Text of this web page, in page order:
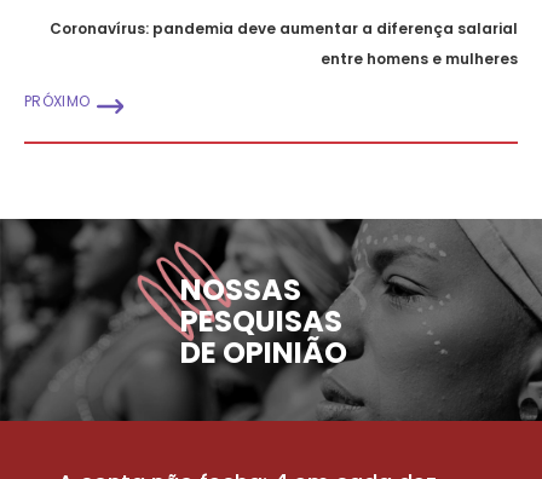
Coronavírus: pandemia deve aumentar a diferença salarial
entre homens e mulheres
PRÓXIMO
NOSSAS
PESQUISAS
DE OPINIÃO